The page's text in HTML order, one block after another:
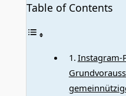
Table of Contents
Instagram-